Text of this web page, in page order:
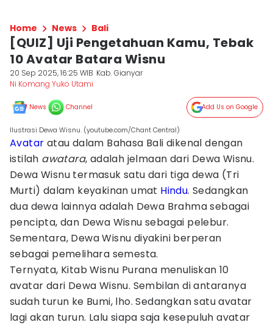
Home News Bali
[QUIZ] Uji Pengetahuan Kamu, Tebak
10 Avatar Batara Wisnu
20 Sep 2025, 16:25 WIB Kab. Gianyar
Ni Komang Yuko Utami
News Channel Add Us on Google
Ilustrasi Dewa Wisnu. (youtube.com/Chant Central)
Avatar atau dalam Bahasa Bali dikenal dengan
istilah awatara, adalah jelmaan dari Dewa Wisnu.
Dewa Wisnu termasuk satu dari tiga dewa (Tri
Murti) dalam keyakinan umat Hindu. Sedangkan
dua dewa lainnya adalah Dewa Brahma sebagai
pencipta, dan Dewa Wisnu sebagai pelebur.
Sementara, Dewa Wisnu diyakini berperan
sebagai pemelihara semesta.
Ternyata, Kitab Wisnu Purana menuliskan 10
avatar dari Dewa Wisnu. Sembilan di antaranya
sudah turun ke Bumi, lho. Sedangkan satu avatar
lagi akan turun. Lalu siapa saja kesepuluh avatar